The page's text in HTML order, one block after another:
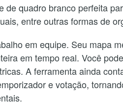
de quadro branco perfeita
entre outras formas de
em equipe. Seu mapa
em tempo real. Você
A ferramenta ainda
e votação,